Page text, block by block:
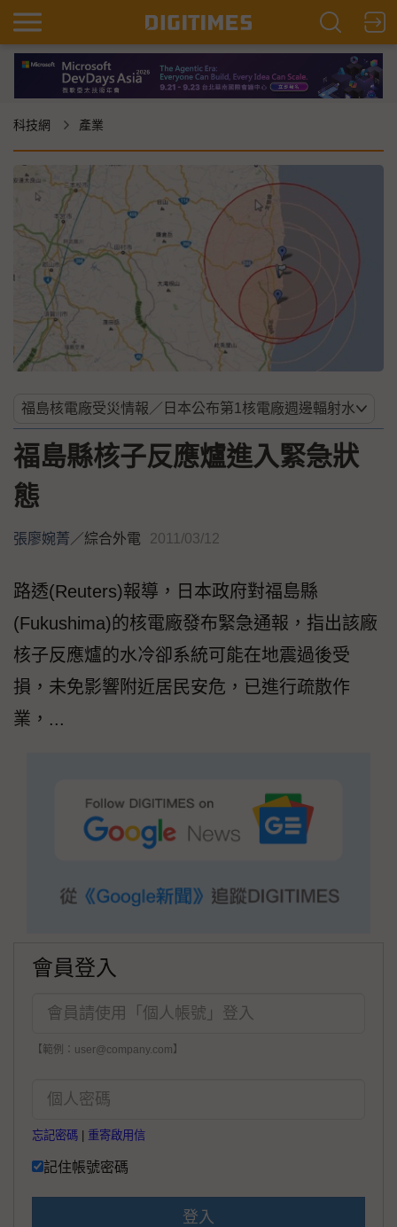
科技網 產業
福島縣核子反應爐進入緊急狀
態
張廖婉菁 ／綜合外電 2011/03/12
路透(Reuters)報導，日本政府對福島縣
(Fukushima)的核電廠發布緊急通報，指出該廠
核子反應爐的水冷卻系統可能在地震過後受
損，未免影響附近居民安危，已進行疏散作
業，...
會員登入
【範例：user@company.com】
忘記密碼 重寄啟用信
記住帳號密碼
登入